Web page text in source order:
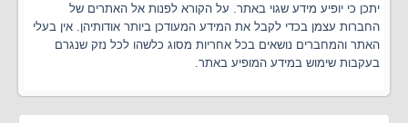
יתכן כי יופיע מידע שגוי באתר. על הקורא לפנות אל האתרים של
החברות עצמן בכדי לקבל את המידע המעודכן ביותר אודותיהן. אין בעלי
האתר והמחברים נושאים בכל אחריות מסוג כלשהו לכל נזק שנגרם
בעקבות שימוש במידע המופיע באתר.